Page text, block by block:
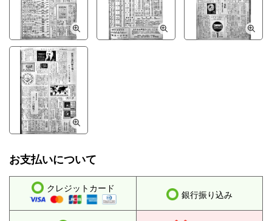
お支払いについて
クレジットカード
銀行振り込み